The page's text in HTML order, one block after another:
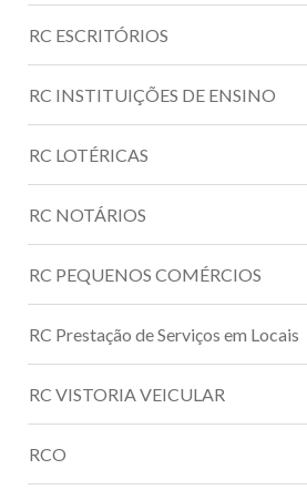
RC ESCRITÓRIOS
RC INSTITUIÇÕES DE ENSINO
RC LOTÉRICAS
RC NOTÁRIOS
RC PEQUENOS COMÉRCIOS
RC Prestação de Serviços em Locais
RC VISTORIA VEICULAR
RCO